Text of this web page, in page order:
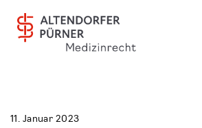
11. Januar 2023